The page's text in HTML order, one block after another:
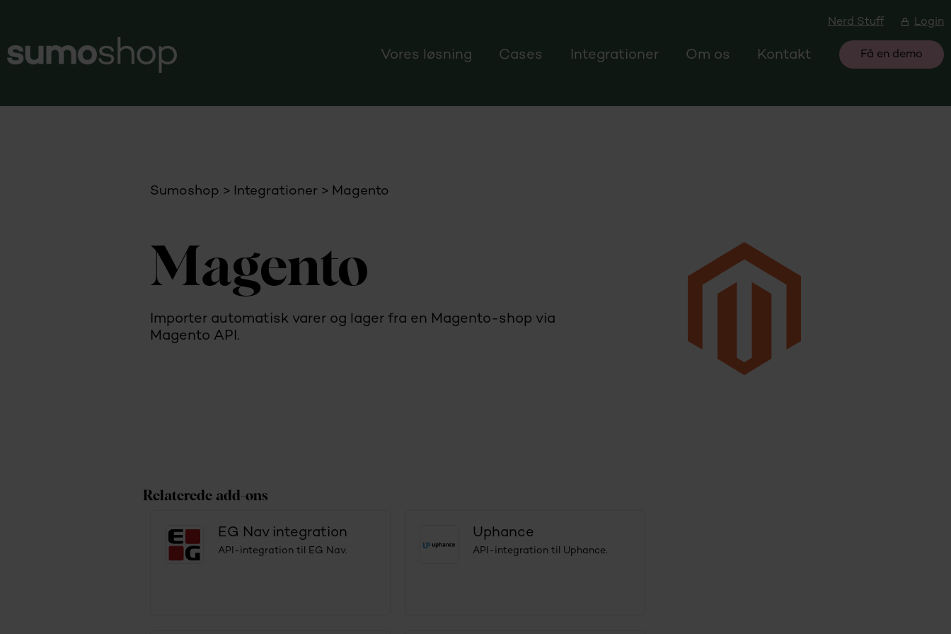
Nerd Stuff Login
Vores løsning Cases Integrationer Om os Kontakt Få en demo
Sumoshop Integrationer Magento
Magento
Importer automatisk varer og lager fra en Magento-shop via
Magento API.
Relaterede add-ons
EG Nav integration
API-integration til EG Nav.
Uphance
API-integration til Uphance.